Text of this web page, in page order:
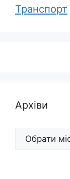
Транспорт
Архіви
Архіви